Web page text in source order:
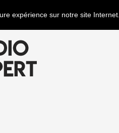
expérience sur notre site Internet.